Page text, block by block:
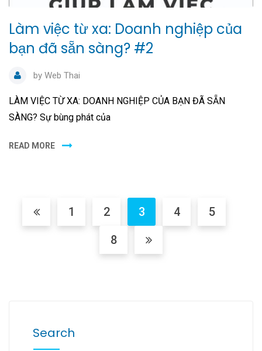
Làm việc từ xa: Doanh nghiệp của
bạn đã sẵn sàng? #2
by Web Thai
LÀM VIỆC TỪ XA: DOANH NGHIỆP CỦA BẠN ĐÃ SẴN
SÀNG? Sự bùng phát của
READ MORE
1 2 3 4
5
8
Search